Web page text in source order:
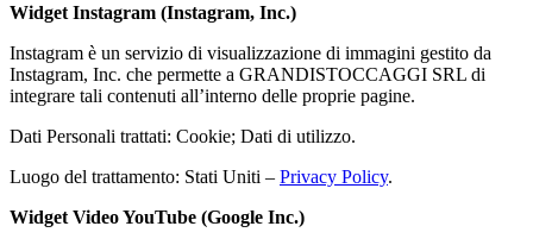
Widget Instagram (Instagram, Inc.)
Instagram è un servizio di visualizzazione di immagini gestito da
Instagram, Inc. che permette a GRANDISTOCCAGGI SRL di
integrare tali contenuti all’interno delle proprie pagine.
Dati Personali trattati: Cookie; Dati di utilizzo.
Luogo del trattamento: Stati Uniti – Privacy Policy.
Widget Video YouTube (Google Inc.)